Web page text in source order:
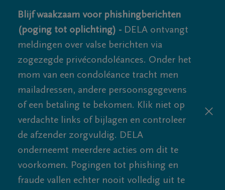
Blijf waakzaam voor phishingberichten
(poging tot oplichting) - DELA ontvangt
meldingen over valse berichten via
zogezegde privécondoléances. Onder het
mom van een condoléance tracht men
mailadressen, andere persoonsgegevens
of een betaling te bekomen. Klik niet op
verdachte links of bijlagen en controleer
de afzender zorgvuldig. DELA
onderneemt meerdere acties om dit te
voorkomen. Pogingen tot phishing en
fraude vallen echter nooit volledig uit te